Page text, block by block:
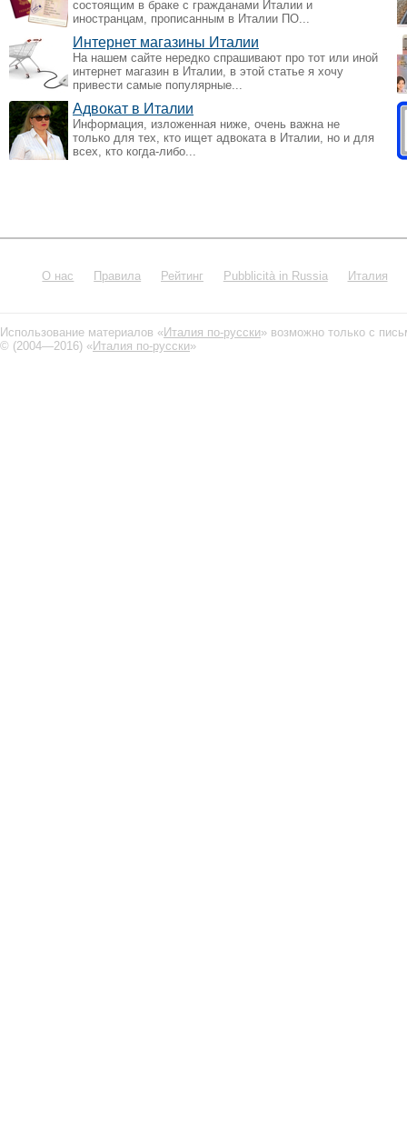
состоящим в браке с гражданами Италии и
иностранцам, прописанным в Италии ПО...
Интернет магазины Италии
На нашем сайте нередко спрашивают про тот или иной
интернет магазин в Италии, в этой статье я хочу
привести самые популярные...
Адвокат в Италии
Информация, изложенная ниже, очень важна не
только для тех, кто ищет адвоката в Италии, но и для
всех, кто когда-либо...
О нас Правила Рейтинг Pubblicità in Russia Италия
Использование материалов «Италия по-русски» возможно только с
© (2004—2016) «Италия по-русски»